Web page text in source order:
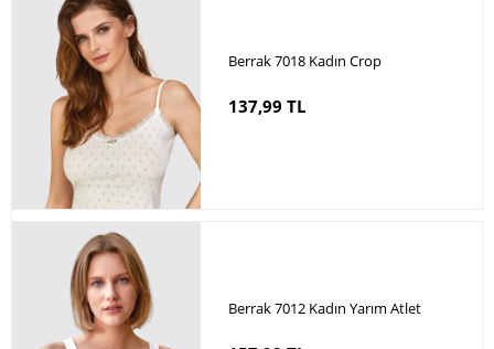
Berrak 7018 Kadın Crop
137,99 TL
Berrak 7012 Kadın Yarım Atlet